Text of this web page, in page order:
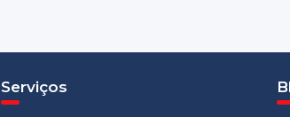
Serviços